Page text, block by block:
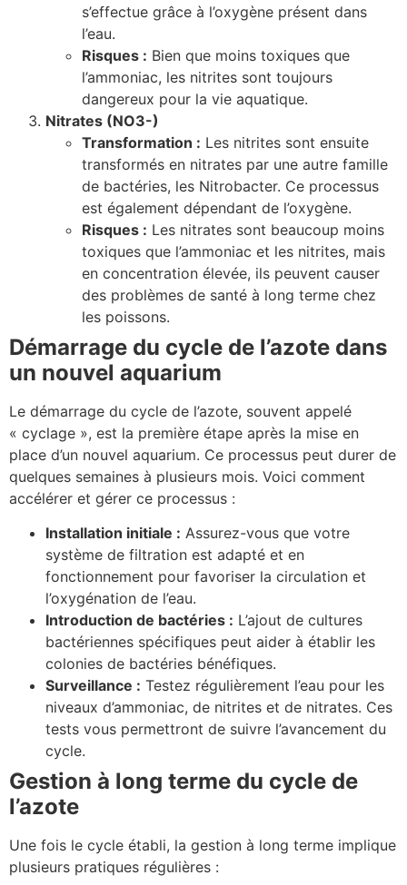
s’effectue grâce à l’oxygène présent dans
l’eau.
Risques : Bien que moins toxiques que
l’ammoniac, les nitrites sont toujours
dangereux pour la vie aquatique.
Nitrates (NO3-)
Transformation : Les nitrites sont ensuite
transformés en nitrates par une autre famille
de bactéries, les Nitrobacter. Ce processus
est également dépendant de l’oxygène.
Risques : Les nitrates sont beaucoup moins
toxiques que l’ammoniac et les nitrites, mais
en concentration élevée, ils peuvent causer
des problèmes de santé à long terme chez
les poissons.
Démarrage du cycle de l’azote dans
un nouvel aquarium
Le démarrage du cycle de l’azote, souvent appelé
« cyclage », est la première étape après la mise en
place d’un nouvel aquarium. Ce processus peut durer de
quelques semaines à plusieurs mois. Voici comment
accélérer et gérer ce processus :
Installation initiale : Assurez-vous que votre
système de filtration est adapté et en
fonctionnement pour favoriser la circulation et
l’oxygénation de l’eau.
Introduction de bactéries : L’ajout de cultures
bactériennes spécifiques peut aider à établir les
colonies de bactéries bénéfiques.
Surveillance : Testez régulièrement l’eau pour les
niveaux d’ammoniac, de nitrites et de nitrates. Ces
tests vous permettront de suivre l’avancement du
cycle.
Gestion à long terme du cycle de
l’azote
Une fois le cycle établi, la gestion à long terme implique
plusieurs pratiques régulières :